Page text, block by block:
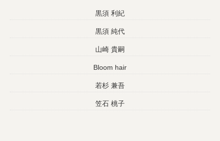
黒須 利紀
黒須 純代
山崎 貴嗣
Bloom hair
若杉 兼吾
笠石 桃子